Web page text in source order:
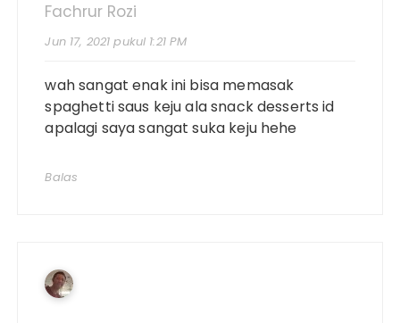
Fachrur Rozi
Jun 17, 2021 pukul 1:21 PM
wah sangat enak ini bisa memasak
spaghetti saus keju ala snack desserts id
apalagi saya sangat suka keju hehe
Balas